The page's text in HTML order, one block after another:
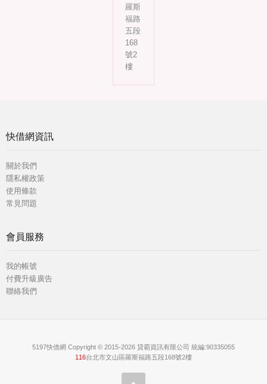
羅斯
福路
五段
168
號2
樓
快借網資訊
關於我們
隱私權政策
使用條款
常見問題
會員服務
我的帳號
付費升級廣告
聯絡我們
5197快借網 Copyright © 2015-2026 貸霸資訊有限公司 統編:90335055
116台北市文山區羅斯福路五段168號2樓